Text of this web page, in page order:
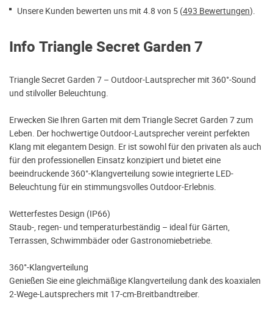
Unsere Kunden bewerten uns mit 4.8 von 5 (493 Bewertungen).
Info Triangle Secret Garden 7
Triangle Secret Garden 7 – Outdoor-Lautsprecher mit 360°-Sound
und stilvoller Beleuchtung.
Erwecken Sie Ihren Garten mit dem Triangle Secret Garden 7 zum
Leben. Der hochwertige Outdoor-Lautsprecher vereint perfekten
Klang mit elegantem Design. Er ist sowohl für den privaten als auch
für den professionellen Einsatz konzipiert und bietet eine
beeindruckende 360°-Klangverteilung sowie integrierte LED-
Beleuchtung für ein stimmungsvolles Outdoor-Erlebnis.
Wetterfestes Design (IP66)
Staub-, regen- und temperaturbeständig – ideal für Gärten,
Terrassen, Schwimmbäder oder Gastronomiebetriebe.
360°-Klangverteilung
Genießen Sie eine gleichmäßige Klangverteilung dank des koaxialen
2-Wege-Lautsprechers mit 17-cm-Breitbandtreiber.